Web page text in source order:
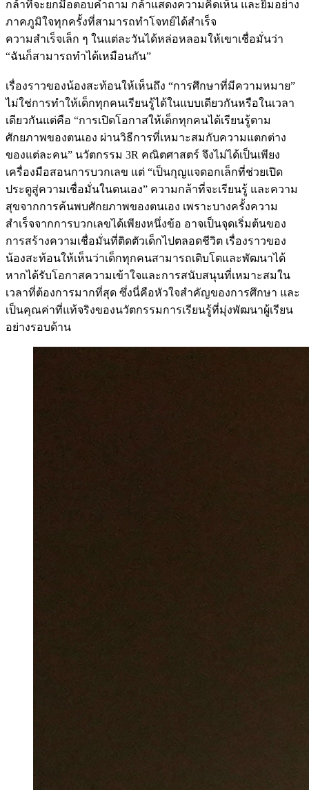
กล้าที่จะยกมือตอบคำถาม กล้าแสดงความคิดเห็น และยิ้มอย่าง
ภาคภูมิใจทุกครั้งที่สามารถทำโจทย์ได้สำเร็จ
ความสำเร็จเล็ก ๆ ในแต่ละวันได้หล่อหลอมให้เขาเชื่อมั่นว่า
“ฉันก็สามารถทำได้เหมือนกัน”
เรื่องราวของน้องสะท้อนให้เห็นถึง “การศึกษาที่มีความหมาย”
ไม่ใช่การทำให้เด็กทุกคนเรียนรู้ได้ในแบบเดียวกันหรือในเวลา
เดียวกันแต่คือ “การเปิดโอกาสให้เด็กทุกคนได้เรียนรู้ตาม
ศักยภาพของตนเอง ผ่านวิธีการที่เหมาะสมกับความแตกต่าง
ของแต่ละคน” นวัตกรรม 3R คณิตศาสตร์ จึงไม่ได้เป็นเพียง
เครื่องมือสอนการบวกเลข แต่ “เป็นกุญแจดอกเล็กที่ช่วยเปิด
ประตูสู่ความเชื่อมั่นในตนเอง” ความกล้าที่จะเรียนรู้ และความ
สุขจากการค้นพบศักยภาพของตนเอง เพราะบางครั้งความ
สำเร็จจากการบวกเลขได้เพียงหนึ่งข้อ อาจเป็นจุดเริ่มต้นของ
การสร้างความเชื่อมั่นที่ติดตัวเด็กไปตลอดชีวิต เรื่องราวของ
น้องสะท้อนให้เห็นว่าเด็กทุกคนสามารถเติบโตและพัฒนาได้
หากได้รับโอกาสความเข้าใจและการสนับสนุนที่เหมาะสมใน
เวลาที่ต้องการมากที่สุด ซึ่งนี่คือหัวใจสำคัญของการศึกษา และ
เป็นคุณค่าที่แท้จริงของนวัตกรรมการเรียนรู้ที่มุ่งพัฒนาผู้เรียน
อย่างรอบด้าน